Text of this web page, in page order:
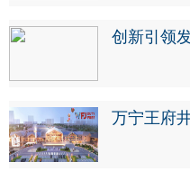
创新引领
万宁王府